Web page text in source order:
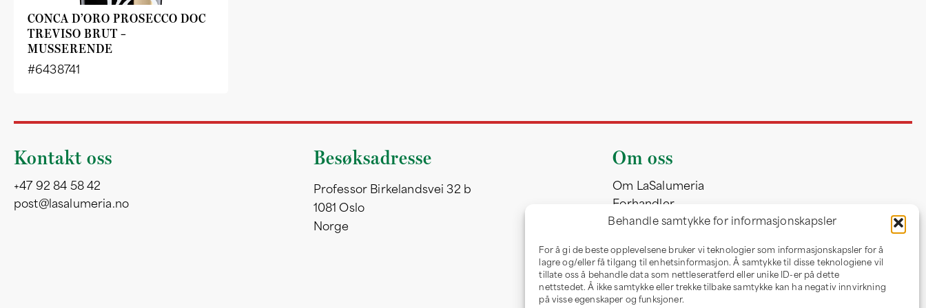
Behandle samtykke for informasjonskapsler
For å gi de beste opplevelsene bruker vi teknologier som informasjonskapsler for å
lagre og/eller få tilgang til enhetsinformasjon. Å samtykke til disse teknologiene vil
tillate oss å behandle data som nettleseratferd eller unike ID-er på dette
nettstedet. Å ikke samtykke eller trekke tilbake samtykke kan ha negativ innvirkning
på visse egenskaper og funksjoner.
CONCA D’ORO PROSECCO DOC
TREVISO BRUT –
MUSSERENDE
#6438741
Kontakt oss
+47 92 84 58 42
post@lasalumeria.no
Besøksadresse
Professor Birkelandsvei 32 b
1081 Oslo
Norge
Om oss
Om LaSalumeria
Forhandler